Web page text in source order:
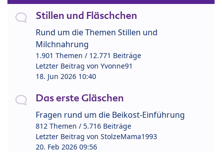
Stillen und Fläschchen
Rund um die Themen Stillen und
Milchnahrung
1.901 Themen / 12.771 Beiträge
Letzter Beitrag von Yvonne91
18. Jun 2026 10:40
Das erste Gläschen
Fragen rund um die Beikost-Einführung
812 Themen / 5.716 Beiträge
Letzter Beitrag von StolzeMama1993
20. Feb 2026 09:56